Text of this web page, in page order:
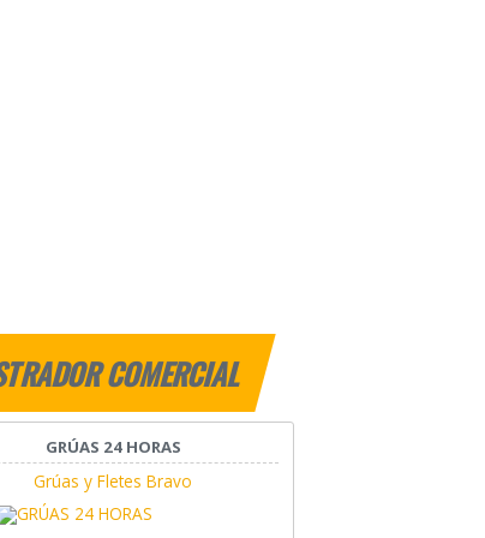
COMERCIAL
GRÚAS 24 HORAS
Grúas y Fletes Bravo